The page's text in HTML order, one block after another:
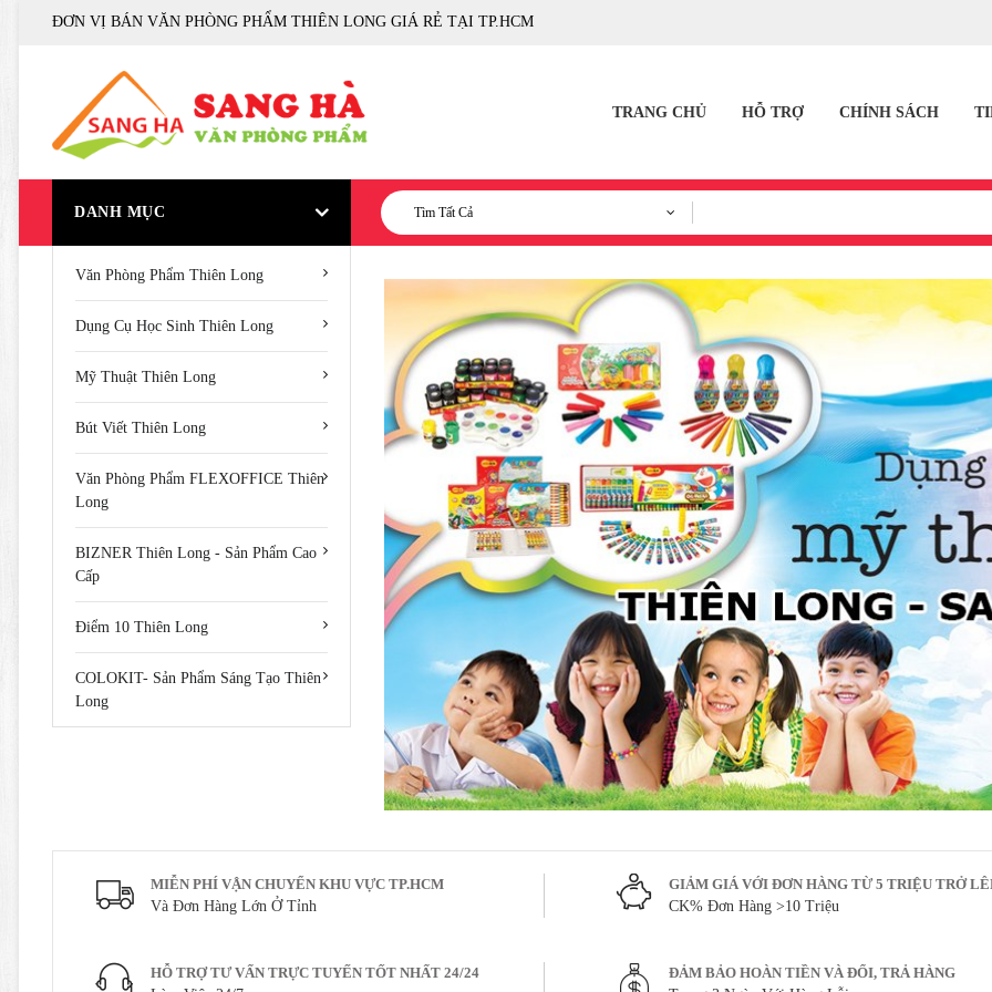
ĐƠN VỊ BÁN VĂN PHÒNG PHẨM THIÊN LONG GIÁ RẺ TẠI TP.HCM
TRANG CHỦ HỖ TRỢ CHÍNH SÁCH
DANH MỤC Tìm Tất Cả
Văn Phòng Phẩm Thiên Long
Dụng Cụ Học Sinh Thiên Long
Mỹ Thuật Thiên Long
Bút Viết Thiên Long
Văn Phòng Phẩm FLEXOFFICE Thiên
Long
BIZNER Thiên Long - Sản Phẩm Cao
Cấp
Điểm 10 Thiên Long
COLOKIT- Sản Phẩm Sáng Tạo Thiên
Long
MIỄN PHÍ VẬN CHUYỂN KHU VỰC TP.HCM
Và Đơn Hàng Lớn Ở Tỉnh
GIẢM GIÁ VỚI ĐƠN HÀNG TỪ 5 TRIỆU TRỞ
CK% Đơn Hàng >10 Triệu
HỖ TRỢ TƯ VẤN TRỰC TUYẾN TỐT NHẤT 24/24
ĐẢM BẢO HOÀN TIỀN VÀ ĐỔI, TRẢ HÀNG